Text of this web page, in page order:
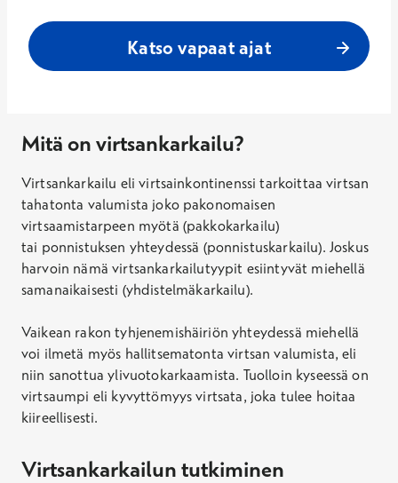
Katso vapaat ajat
Mitä on virtsankarkailu?
Virtsankarkailu eli virtsainkontinenssi tarkoittaa virtsan
tahatonta valumista jokopakonomaisen
virtsaamistarpeen myötä (pakkokarkailu)
tai ponnistuksen yhteydessä (ponnistuskarkailu). Joskus
harvoin nämävirtsankarkailutyypit esiintyvät miehellä
samanaikaisesti (yhdistelmäkarkailu).
Vaikean rakon tyhjenemishäiriön yhteydessä miehellä
voi ilmetä myös hallitsematonta virtsan valumista, eli
niin sanottua ylivuotokarkaamista. Tuolloin kyseessä on
virtsaumpi eli kyvyttömyys virtsata, joka tulee hoitaa
kiireellisesti.
Virtsankarkailun tutkiminen